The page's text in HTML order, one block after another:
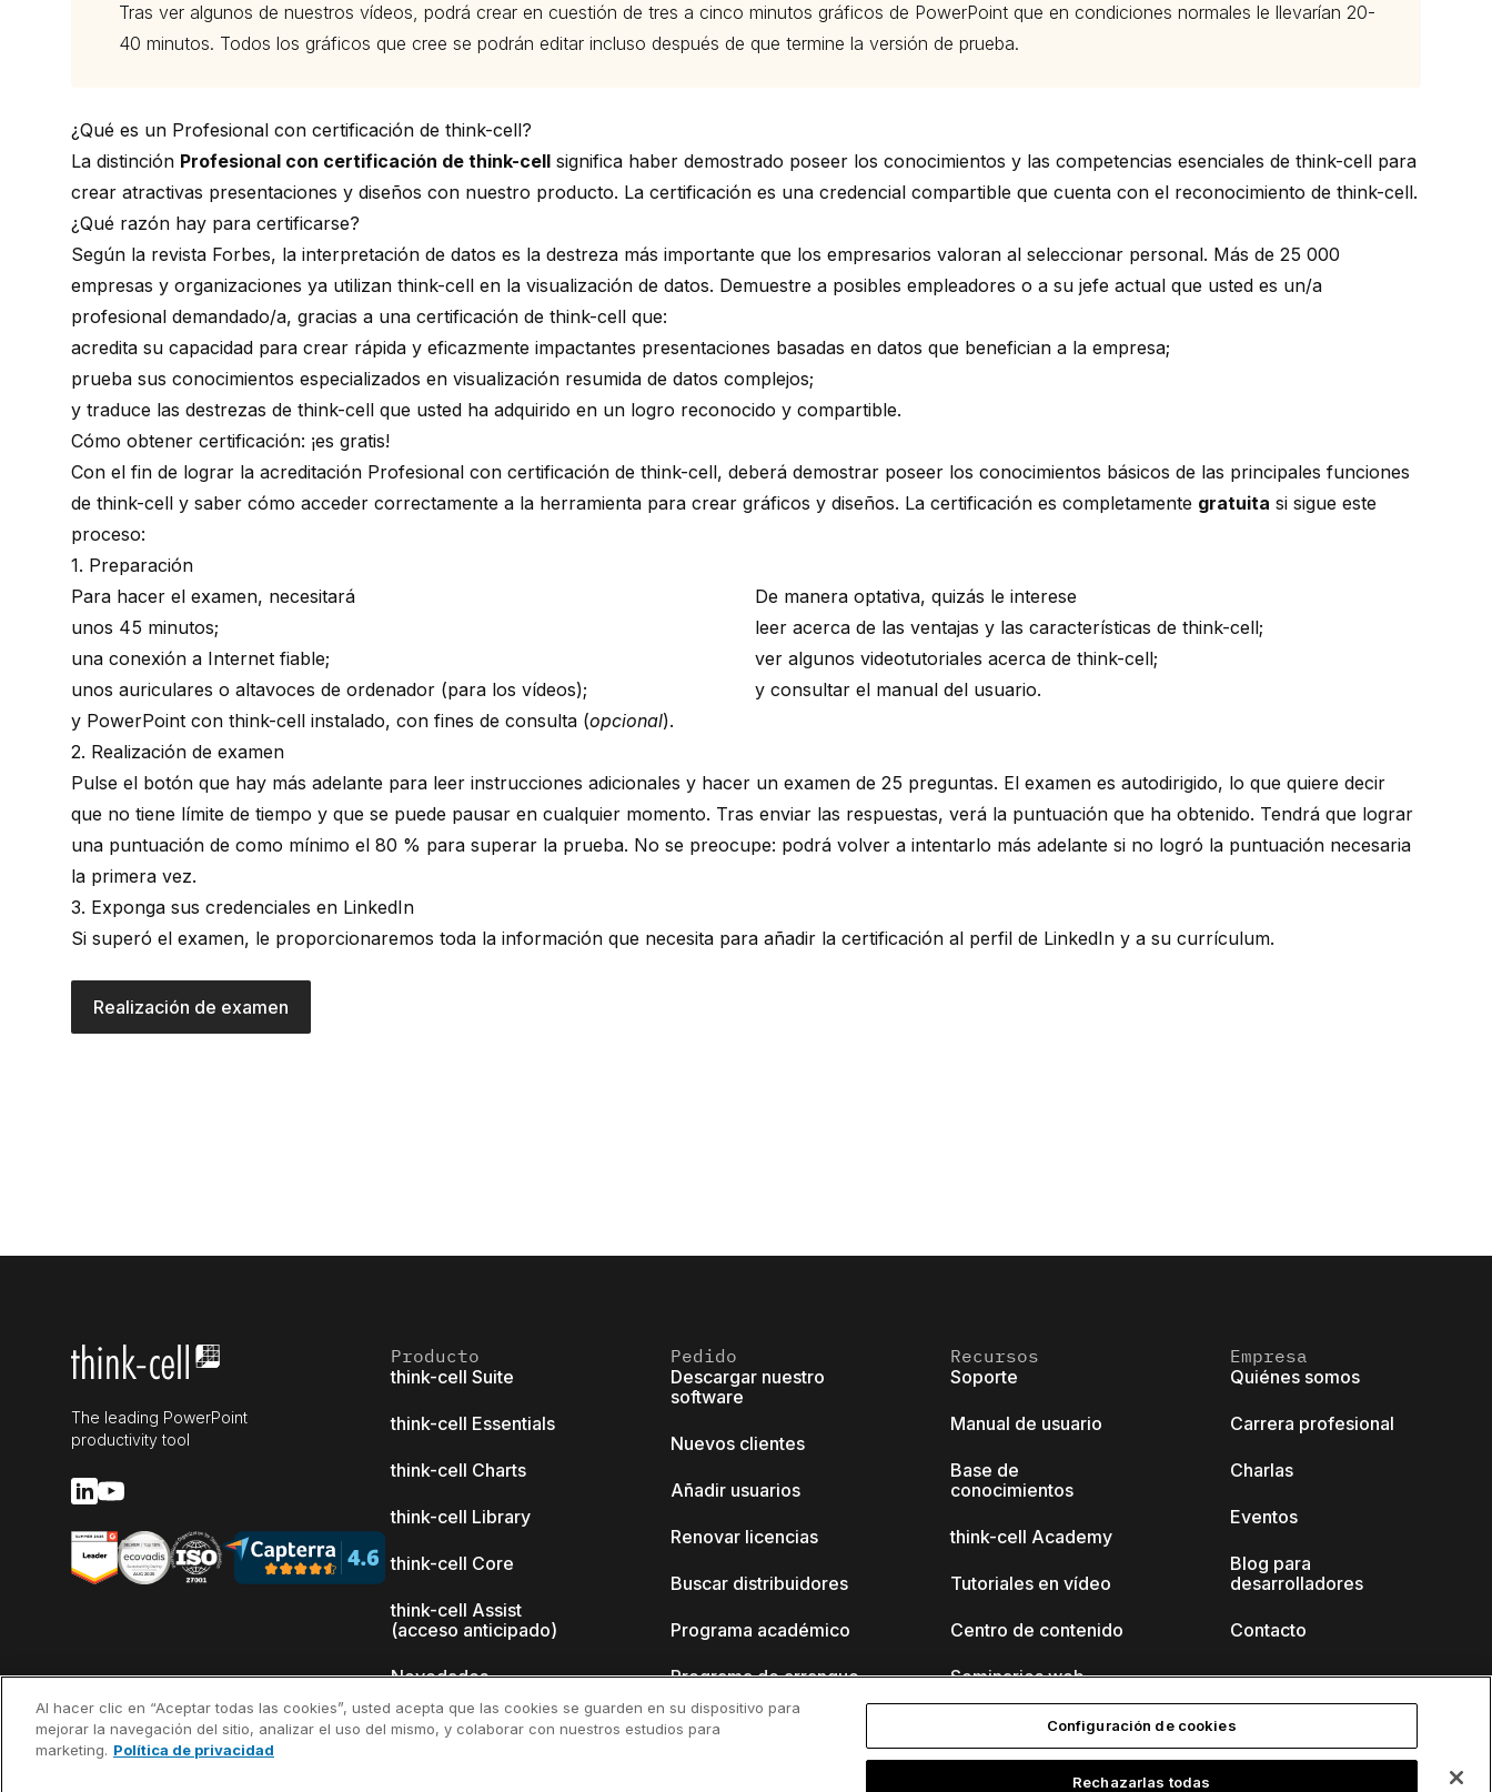
Tras ver algunos de nuestros vídeos, podrá crear en cuestión de tres a cinco minutos gráficos de PowerPoint que en condiciones normales le llevarían 20-
40 minutos. Todos los gráficos que cree se podrán editar incluso después de que termine la versión de prueba.
¿Qué es un Profesional con certificación de think-cell?
La distinción Profesional con certificación de think-cell significa haber demostrado poseer los conocimientos y las competencias esenciales de think-cell para
crear atractivas presentaciones y diseños con nuestro producto. La certificación es una credencial compartible que cuenta con el reconocimiento de think-cell.
¿Qué razón hay para certificarse?
Según la revista Forbes, la interpretación de datos es la destreza más importante que los empresarios valoran al seleccionar personal. Más de 25 000
empresas y organizaciones ya utilizan think-cell en la visualización de datos. Demuestre a posibles empleadores o a su jefe actual que usted es un/a
profesional demandado/a, gracias a una certificación de think-cell que:
acredita su capacidad para crear rápida y eficazmente impactantes presentaciones basadas en datos que benefician a la empresa;
prueba sus conocimientos especializados en visualización resumida de datos complejos;
y traduce las destrezas de think-cell que usted ha adquirido en un logro reconocido y compartible.
Cómo obtener certificación: ¡es gratis!
Con el fin de lograr la acreditación Profesional con certificación de think-cell, deberá demostrar poseer los conocimientos básicos de las principales funciones
de think-cell y saber cómo acceder correctamente a la herramienta para crear gráficos y diseños. La certificación es completamente gratuita si sigue este
proceso:
1. Preparación
Para hacer el examen, necesitará
unos 45 minutos;
una conexión a Internet fiable;
unos auriculares o altavoces de ordenador (para los vídeos);
y PowerPoint con think-cell instalado, con fines de consulta (opcional).
De manera optativa, quizás le interese
leer acerca de las ventajas y las características de think-cell;
ver algunos videotutoriales acerca de think-cell;
y consultar el manual del usuario.
2. Realización de examen
Pulse el botón que hay más adelante para leer instrucciones adicionales y hacer un examen de 25 preguntas. El examen es autodirigido, lo que quiere decir
que no tiene límite de tiempo y que se puede pausar en cualquier momento. Tras enviar las respuestas, verá la puntuación que ha obtenido. Tendrá que lograr
una puntuación de como mínimo el 80 % para superar la prueba. No se preocupe: podrá volver a intentarlo más adelante si no logró la puntuación necesaria
la primera vez.
3. Exponga sus credenciales en LinkedIn
Si superó el examen, le proporcionaremos toda la información que necesita para añadir la certificación al perfil de LinkedIn y a su currículum.
Realización de examen
The leading PowerPoint
productivity tool
Producto
think-cell Suite
think-cell Essentials
think-cell Charts
think-cell Library
think-cell Core
think-cell Assist
(acceso anticipado)
Novedades
¿Por qué think-cell?
Pedido
Descargar nuestro
software
Nuevos clientes
Añadir usuarios
Renovar licencias
Buscar distribuidores
Programa académico
Programa de arranque
Recursos
Soporte
Manual de usuario
Base de
conocimientos
think-cell Academy
Tutoriales en vídeo
Centro de contenido
Seminarios web
Empresa
Quiénes somos
Carrera profesional
Charlas
Eventos
Blog para
desarrolladores
Contacto
Al hacer clic en “Aceptar todas las cookies”, usted acepta que las cookies se guarden en su dispositivo para
mejorar la navegación del sitio, analizar el uso del mismo, y colaborar con nuestros estudios para
marketing. Política de privacidad
Configuración de cookies
Rechazarlas todas